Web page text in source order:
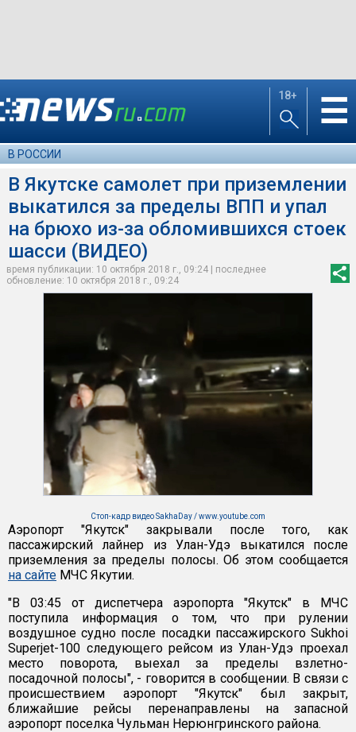
18+ ☰
В РОССИИ
В Якутске самолет при приземлении
выкатился за пределы ВПП и упал
на брюхо из-за обломившихся стоек
шасси (ВИДЕО)
время публикации: 10 октября 2018 г., 09:24 | последнее
обновление: 10 октября 2018 г., 09:24
Стоп-кадр видео SakhaDay / www.youtube.com
Аэропорт "Якутск" закрывали после того, как
пассажирский лайнер из Улан-Удэ выкатился после
приземления за пределы полосы. Об этом сообщается
на сайте МЧС Якутии.
"В 03:45 от диспетчера аэропорта "Якутск" в МЧС
поступила информация о том, что при рулении
воздушное судно после посадки пассажирского Sukhoi
Superjet-100 следующего рейсом из Улан-Удэ проехал
место поворота, выехал за пределы взлетно-
посадочной полосы", - говорится в сообщении. В связи с
происшествием аэропорт "Якутск" был закрыт,
ближайшие рейсы перенаправлены на запасной
аэропорт поселка Чульман Нерюнгринского района.